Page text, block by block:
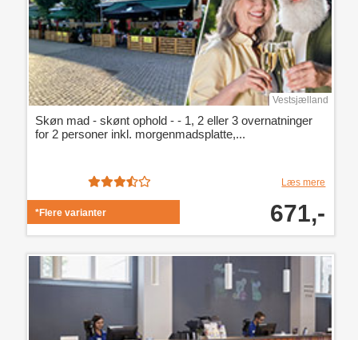
Vestsjælland
Skøn mad - skønt ophold - - 1, 2 eller 3 overnatninger
for 2 personer inkl. morgenmadsplatte,...
Læs mere
*Flere varianter 671,-